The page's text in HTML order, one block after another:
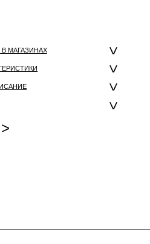
В МАГАЗИНАХ